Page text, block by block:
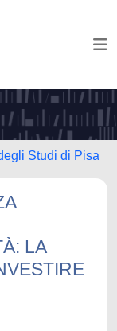
Studi di Pisa
LA